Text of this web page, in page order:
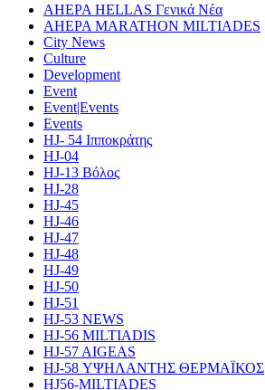
AHEPA HELLAS Γενικά Νέα
AHEPA MARATHON MILTIADES
City News
Culture
Development
Event
Event|Events
Events
HJ- 54 Ιπποκράτης
HJ-04
HJ-13 Βόλος
HJ-28
HJ-45
HJ-46
HJ-47
HJ-48
HJ-49
HJ-50
HJ-51
HJ-53 NEWS
HJ-56 MILTIADIS
HJ-57 AIGEAS
HJ-58 ΥΨΗΛΑΝΤΗΣ ΘΕΡΜΑΪΚΟΣ
HJ56-MILTIADES